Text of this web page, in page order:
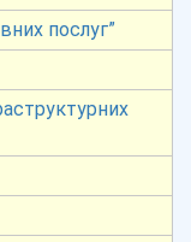
послуг”